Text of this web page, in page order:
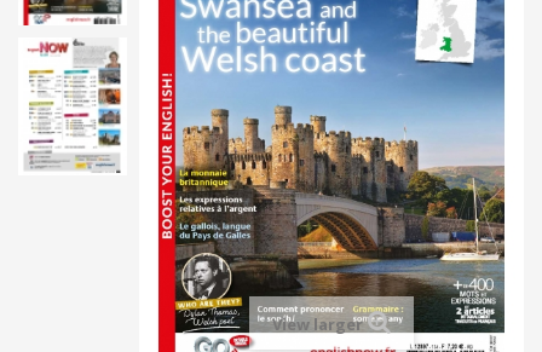
View larger